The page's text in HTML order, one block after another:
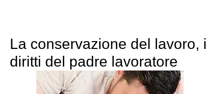
La conservazione del lavoro, i
diritti del padre lavoratore